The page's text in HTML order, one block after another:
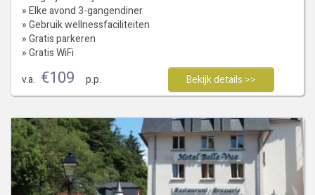
» Elke avond 3-gangendiner
» Gebruik wellnessfaciliteiten
» Gratis parkeren
» Gratis WiFi
v.a. €109 p.p. Bekijk details >>